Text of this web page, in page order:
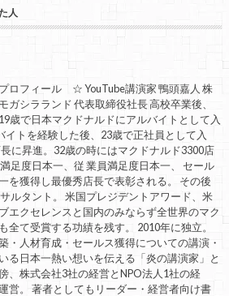
人
フィール ☆ YouTube講演家 鴨頭嘉人 株
ガシラランド 代表取締役社長 高校卒業後、
歳で日本マクドナルドにアルバイトとして入
イトを経験した後、23歳で正社員として入
に昇進。32歳の時にはマクドナルド3300店
足度日本一、従 業員満足度日本一、 セール
を獲得し最優秀店長で表彰される。 その後
ルタント。 米国プレジデントアワード、米
エクセレンスと国内のみならず全世界のマク
全て受賞する功績を残す。 2010年に独立。
・人材育成・セールス獲得についての講演・
る日本一熱い想いを伝える「炎の講演家」と
、株式会社3社の経営とNPO法人1社の経
営。 著者としてもリーダー・経営者向け書